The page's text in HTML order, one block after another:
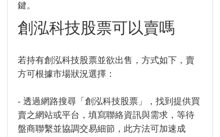
鍵。
創泓科技股票可以賣嗎
若持有創泓科技股票並欲出售，方式如下，賣
方可根據市場狀況選擇：
- 透過網路搜尋「創泓科技股票」，找到提供買
賣之網站或平台，填寫聯絡資訊與需求，等待
盤商聯繫並協調交易細節，此方法可加速成